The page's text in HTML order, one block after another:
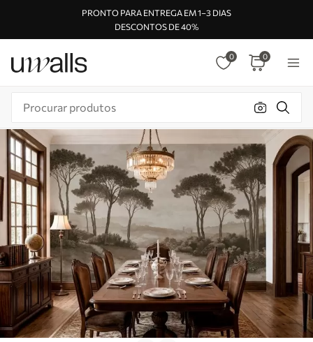
PRONTO PARA ENTREGA EM 1–3 DIAS
DESCONTOS DE 40%
0 0